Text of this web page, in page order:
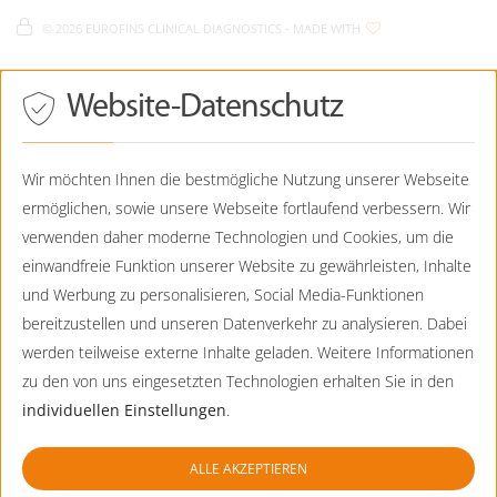
Eurofins Humangenetik - Cookie Policy
089 - 130744-0
Humangenetik@CTDE.EurofinsEU.com
Eurofins Humangenetik
Viktoriastraße 3b
0821 - 7898-5042
0821-7898-5001
Humangenetik.Augsburg@CTDE.EurofinsEU.com
Eurofins Humangenetik
Lochhamer Straße 15
D-82152 Planegg
089 - 23237356-90
Humangenetik@CTDE.EurofinsEU.com
Eurofins Humangenetik
2026 EUROFINS CLINICAL DIAGNOSTICS - MADE WITH
Drücken
Sie
Tab,
durch
Optionen
zu
ESC
lehnt
Cookies
ab.
Website-Datenschutz
Wir möchten Ihnen die bestmögliche Nutzung unserer Webseite
ermöglichen, sowie unsere Webseite fortlaufend verbessern. Wir
verwenden daher moderne Technologien und Cookies, um die
einwandfreie Funktion unserer Website zu gewährleisten, Inhalte
und Werbung zu personalisieren, Social Media-Funktionen
bereitzustellen und unseren Datenverkehr zu analysieren. Dabei
werden teilweise externe Inhalte geladen. Weitere Informationen
zu den von uns eingesetzten Technologien erhalten Sie in den
individuellen Einstellungen.
ALLE AKZEPTIEREN